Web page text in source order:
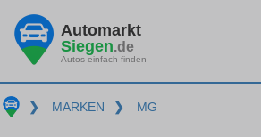
Automarkt
Siegen.de
Autos einfach finden
❯ MARKEN ❯ MG